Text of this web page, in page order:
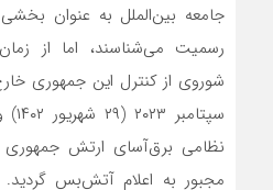
جامعه بین‌الملل به عنوان
رسمیت می‌شناسند، اما از
نظامی برق‌آسای ارتش جمهوری
مجبور به اعلام آتش‌بس گردید.